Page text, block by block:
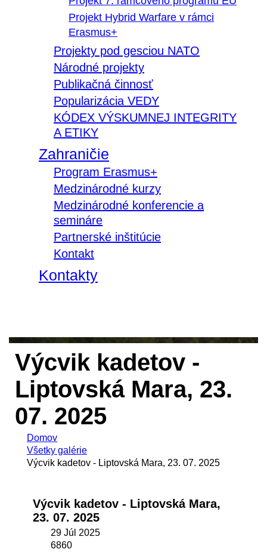
Projekt Hybrid Warfare v rámci
Erasmus+
Projekty pod gesciou NATO
Národné projekty
Publikačná činnosť
Popularizácia VEDY
KÓDEX VÝSKUMNEJ INTEGRITY
A ETIKY
Zahraničie
Program Erasmus+
Medzinárodné kurzy
Medzinárodné konferencie a
semináre
Partnerské inštitúcie
Kontakt
Kontakty
Výcvik kadetov -
Liptovská Mara, 23.
07. 2025
Domov
Všetky galérie
Výcvik kadetov - Liptovská Mara, 23. 07. 2025
Výcvik kadetov - Liptovská Mara,
23. 07. 2025
29 Júl 2025
6860